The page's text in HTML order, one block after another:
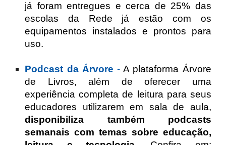
já foram entregues e cerca de 25% das
escolas da Rede já estão com os
equipamentos instalados e prontos para
uso.
Podcast da Árvore - A plataforma Árvore
de Livros, além de oferecer uma
experiência completa de leitura para seus
educadores utilizarem em sala de aula,
disponibiliza também podcasts
semanais com temas sobre educação,